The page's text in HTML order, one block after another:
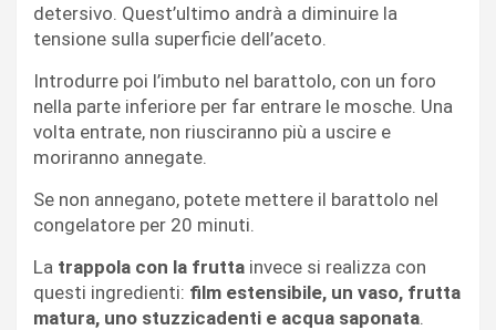
detersivo. Quest’ultimo andrà a diminuire la
tensione sulla superficie dell’aceto.
Introdurre poi l’imbuto nel barattolo, con un foro
nella parte inferiore per far entrare le mosche. Una
volta entrate, non riusciranno più a uscire e
moriranno annegate.
Se non annegano, potete mettere il barattolo nel
congelatore per 20 minuti.
La trappola con la frutta invece si realizza con
questi ingredienti: film estensibile, un vaso, frutta
matura, uno stuzzicadenti e acqua saponata.